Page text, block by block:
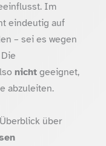
Im
eindeutig auf
– sei es wegen
nichtgeeignet,
abzuleiten.
über